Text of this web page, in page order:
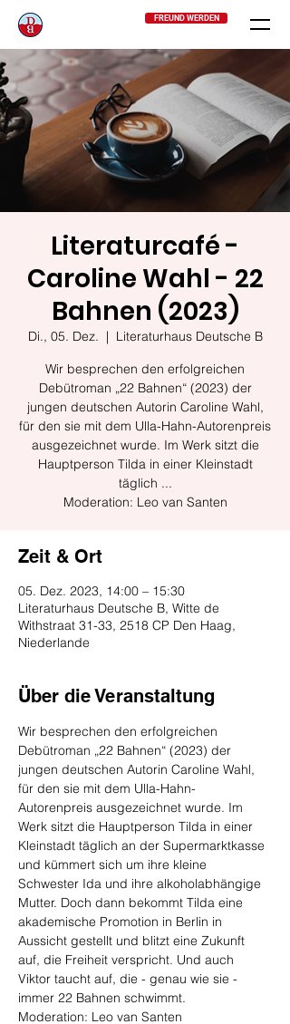
FREUND WERDEN
Literaturcafé -
Caroline Wahl - 22
Bahnen (2023)
Di., 05. Dez.
  |
Literaturhaus Deutsche B
Wir besprechen den erfolgreichen
Debütroman „22 Bahnen“ (2023) der
jungen deutschen Autorin Caroline Wahl,
für den sie mit dem Ulla-Hahn-Autorenpreis
ausgezeichnet wurde. Im Werk sitzt die
Hauptperson Tilda in einer Kleinstadt
täglich ...
Moderation: Leo van Santen
Zeit & Ort
05. Dez. 2023, 14:00 – 15:30
Literaturhaus Deutsche B, Witte de
Withstraat 31-33, 2518 CP Den Haag,
Niederlande
Über die Veranstaltung
Wir besprechen den erfolgreichen
Debütroman „22 Bahnen“ (2023) der
jungen deutschen Autorin Caroline Wahl,
für den sie mit dem Ulla-Hahn-
Autorenpreis ausgezeichnet wurde. Im
Werk sitzt die Hauptperson Tilda in einer
Kleinstadt täglich an der Supermarktkasse
und kümmert sich um ihre kleine
Schwester Ida und ihre alkoholabhängige
Mutter. Doch dann bekommt Tilda eine
akademische Promotion in Berlin in
Aussicht gestellt und blitzt eine Zukunft
auf, die Freiheit verspricht. Und auch
Viktor taucht auf, die - genau wie sie -
immer 22 Bahnen schwimmt.
Moderation: Leo van Santen